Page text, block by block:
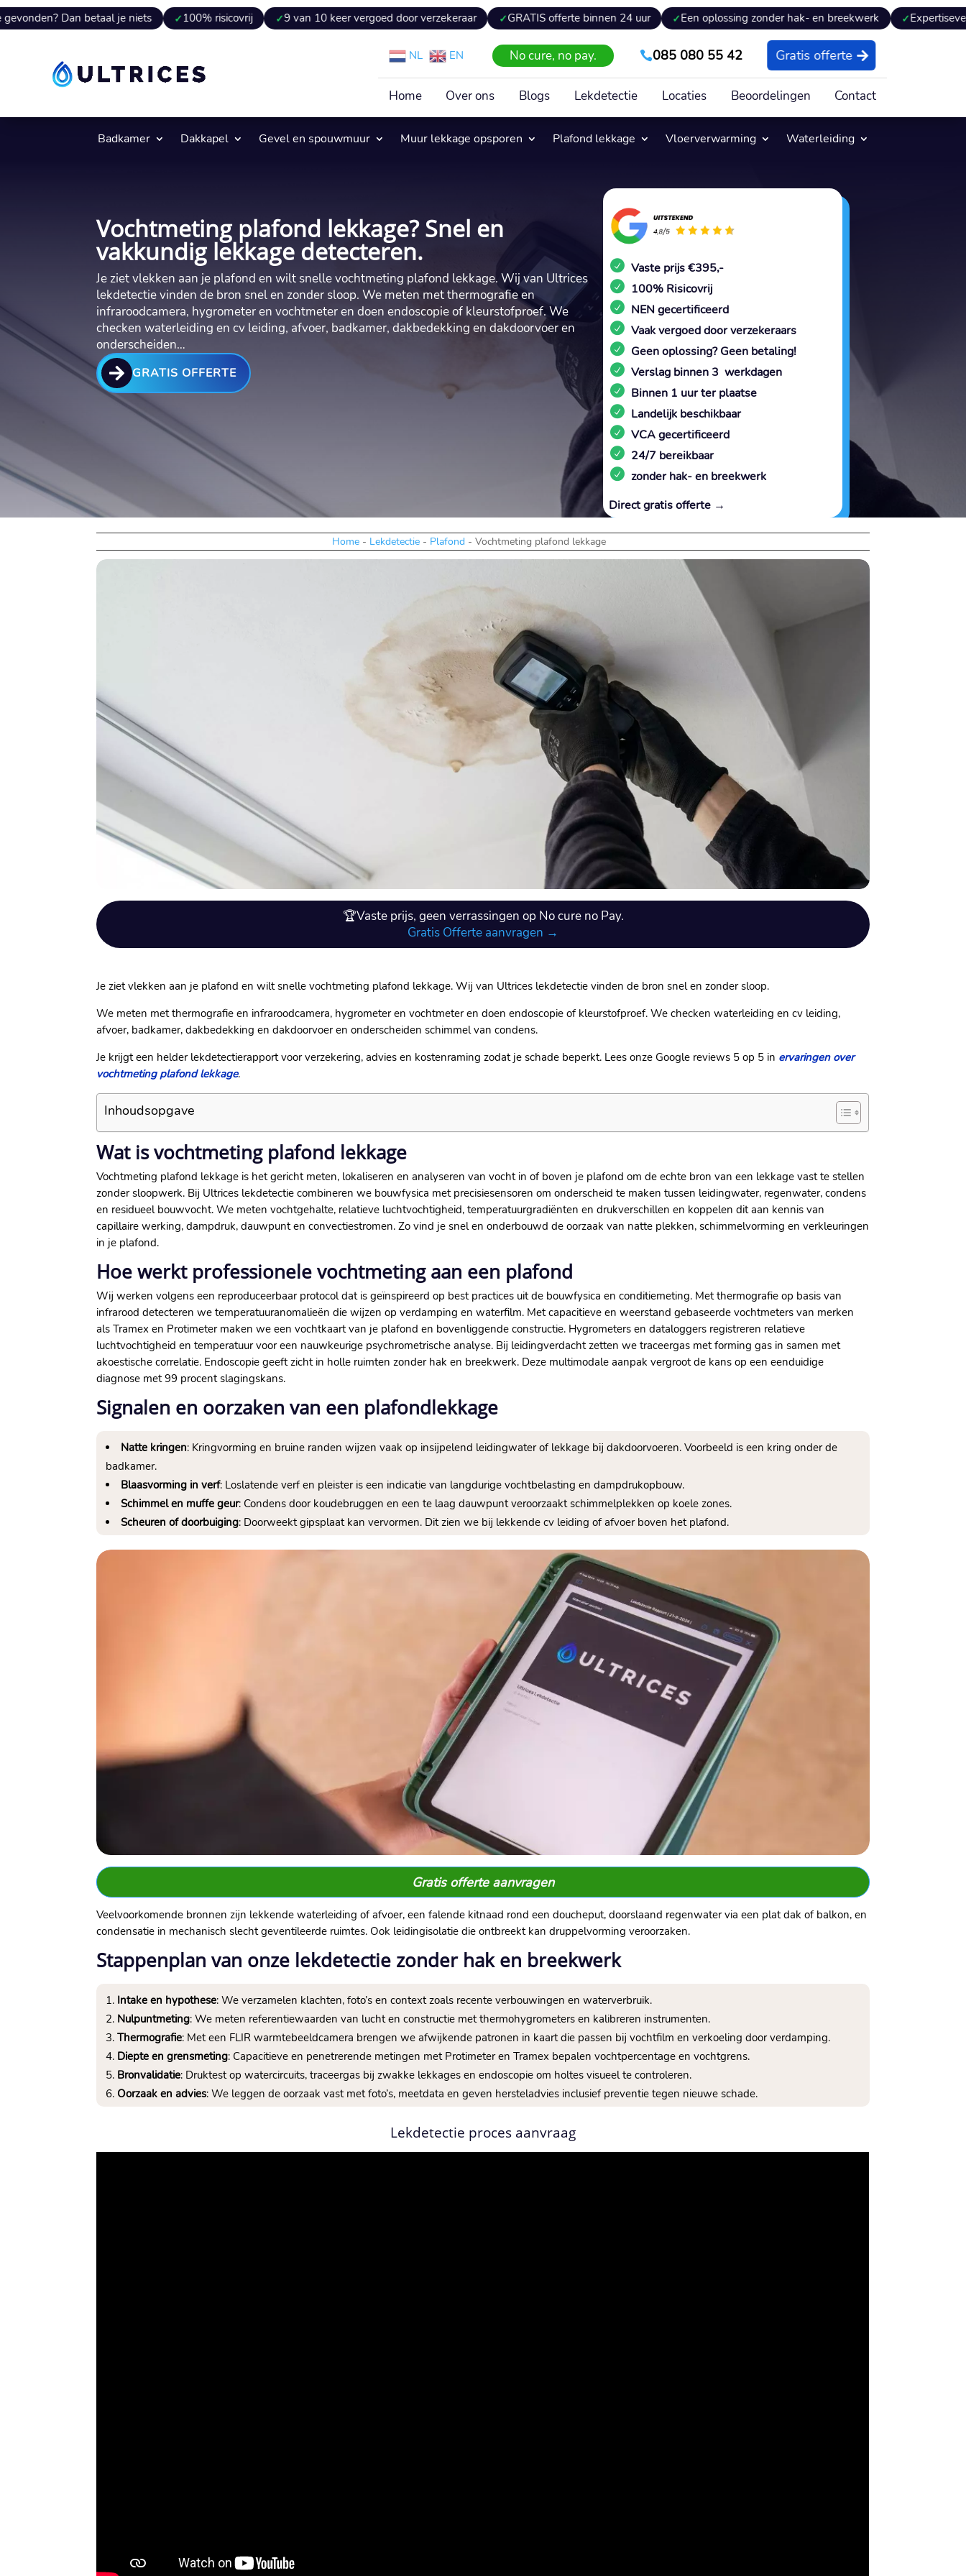
Dan betaal je niets 100% risicovrij 9 van 10 keer vergoed door verzekeraar GRATIS offerte binnen 24 uur Een oplossing zonder hak- en breekwerk Expertiseverslag
NL EN No cure, no pay. 085 080 55 42 Gratis offerte
Home Over ons Blogs Lekdetectie Locaties Beoordelingen Contact
Badkamer Dakkapel Gevel en spouwmuur Muur lekkage opsporen Plafond lekkage Vloerverwarming Waterleiding
Vochtmeting plafond lekkage? Snel en
vakkundig lekkage detecteren.
Je ziet vlekken aan je plafond en wilt snelle vochtmeting plafond lekkage.​ Wij van Ultrices
lekdetectie vinden de bron snel en zonder sloop.​ We meten met thermografie en
infraroodcamera, hygrometer en vochtmeter en doen endoscopie of kleurstofproef.​ We
checken waterleiding en cv leiding, afvoer, badkamer, dakbedekking en dakdoorvoer en
onderscheiden…
 GRATIS OFFERTE
Vaste prijs €395,-
100% Risicovrij
NEN gecertificeerd
Vaak vergoed door verzekeraars
Geen oplossing? Geen betaling!
Verslag binnen 3 werkdagen
Binnen 1 uur ter plaatse
Landelijk beschikbaar
VCA gecertificeerd
24/7 bereikbaar
zonder hak- en breekwerk
Direct gratis offerte →
Home- Lekdetectie- Plafond - Vochtmeting plafond lekkage
🏆Vaste prijs, geen verrassingen op No cure no Pay.
Gratis Offerte aanvragen →
Je ziet vlekken aan je plafond en wilt snelle vochtmeting plafond lekkage.​ Wij van Ultrices lekdetectie vinden de bron snel en zonder sloop.​
We meten met thermografie en infraroodcamera, hygrometer en vochtmeter en doen endoscopie of kleurstofproef.​ We checken waterleiding en cv leiding,
afvoer, badkamer, dakbedekking en dakdoorvoer en onderscheiden schimmel van condens.​
Je krijgt een helder lekdetectierapport voor verzekering, advies en kostenraming zodat je schade beperkt.​ Lees onze Google reviews 5 op 5 in ervaringen over
vochtmeting plafond lekkage.​
Inhoudsopgave
Wat is vochtmeting plafond lekkage
Vochtmeting plafond lekkage is het gericht meten, lokaliseren en analyseren van vocht in of boven je plafond om de echte bron van een lekkage vast te stellen
zonder sloopwerk.​ Bij Ultrices lekdetectie combineren we bouwfysica met precisiesensoren om onderscheid te maken tussen leidingwater, regenwater, condens
en residueel bouwvocht.​ We meten vochtgehalte, relatieve luchtvochtigheid, temperatuurgradiënten en drukverschillen en koppelen dit aan kennis van
capillaire werking, dampdruk, dauwpunt en convectiestromen.​ Zo vind je snel en onderbouwd de oorzaak van natte plekken, schimmelvorming en verkleuringen
in je plafond.​
Hoe werkt professionele vochtmeting aan een plafond
Wij werken volgens een reproduceerbaar protocol dat is geïnspireerd op best practices uit de bouwfysica en conditiemeting.​ Met thermografie op basis van
infrarood detecteren we temperatuuranomalieën die wijzen op verdamping en waterfilm.​ Met capacitieve en weerstand gebaseerde vochtmeters van merken
als Tramex en Protimeter maken we een vochtkaart van je plafond en bovenliggende constructie.​ Hygrometers en dataloggers registreren relatieve
luchtvochtigheid en temperatuur voor een nauwkeurige psychrometrische analyse.​ Bij leidingverdacht zetten we traceergas met forming gas in samen met
akoestische correlatie.​ Endoscopie geeft zicht in holle ruimten zonder hak en breekwerk.​ Deze multimodale aanpak vergroot de kans op een eenduidige
diagnose met 99 procent slagingskans.​
Signalen en oorzaken van een plafondlekkage
Natte kringen: Kringvorming en bruine randen wijzen vaak op insijpelend leidingwater of lekkage bij dakdoorvoeren.​ Voorbeeld is een kring onder de
badkamer.​
Blaasvorming in verf: Loslatende verf en pleister is een indicatie van langdurige vochtbelasting en dampdrukopbouw.​
Schimmel en muffe geur: Condens door koudebruggen en een te laag dauwpunt veroorzaakt schimmelplekken op koele zones.​
Scheuren of doorbuiging: Doorweekt gipsplaat kan vervormen.​ Dit zien we bij lekkende cv leiding of afvoer boven het plafond.​
Gratis offerte aanvragen
Veelvoorkomende bronnen zijn lekkende waterleiding of afvoer, een falende kitnaad rond een doucheput, doorslaand regenwater via een plat dak of balkon, en
condensatie in mechanisch slecht geventileerde ruimtes.​ Ook leidingisolatie die ontbreekt kan druppelvorming veroorzaken.​
Stappenplan van onze lekdetectie zonder hak en breekwerk
Intake en hypothese: We verzamelen klachten, foto’s en context zoals recente verbouwingen en waterverbruik.​
Nulpuntmeting: We meten referentiewaarden van lucht en constructie met thermohygrometers en kalibreren instrumenten.​
Thermografie: Met een FLIR warmtebeeldcamera brengen we afwijkende patronen in kaart die passen bij vochtfilm en verkoeling door verdamping.​
Diepte en grensmeting: Capacitieve en penetrerende metingen met Protimeter en Tramex bepalen vochtpercentage en vochtgrens.​
Bronvalidatie: Druktest op watercircuits, traceergas bij zwakke lekkages en endoscopie om holtes visueel te controleren.​
Oorzaak en advies: We leggen de oorzaak vast met foto’s, meetdata en geven hersteladvies inclusief preventie tegen nieuwe schade.​
Lekdetectie proces aanvraag